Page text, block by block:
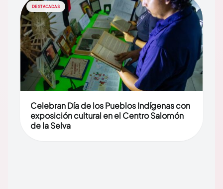
DESTACADAS
Celebran Día de los Pueblos Indígenas con
exposición cultural en el Centro Salomón
de la Selva